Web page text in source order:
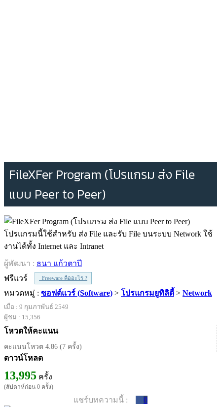
FileXFer Program (โปรแกรม ส่ง File
แบบ Peer to Peer)
โปรแกรมนี้ใช้สำหรับ ส่ง File และรับ File บนระบบ Network ใช้
งานได้ทั้ง Internet และ Intranet
ผู้พัฒนา : ธนา แก้วตาปี
ฟรีแวร์
Freeware คืออะไร ?
หมวดหมู่ : ซอฟต์แวร์ (Software) > โปรแกรมยูทิลิตี้ > Network
เมื่อ : 9 กุมภาพันธ์ 2549
ผู้ชม : 15,356
โหวตให้คะแนน
คะแนนโหวต 4.86 (7 ครั้ง)
ดาวน์โหลด
13,995 ครั้ง
(สัปดาห์ก่อน 0 ครั้ง)
แชร์บทความนี้ : 0